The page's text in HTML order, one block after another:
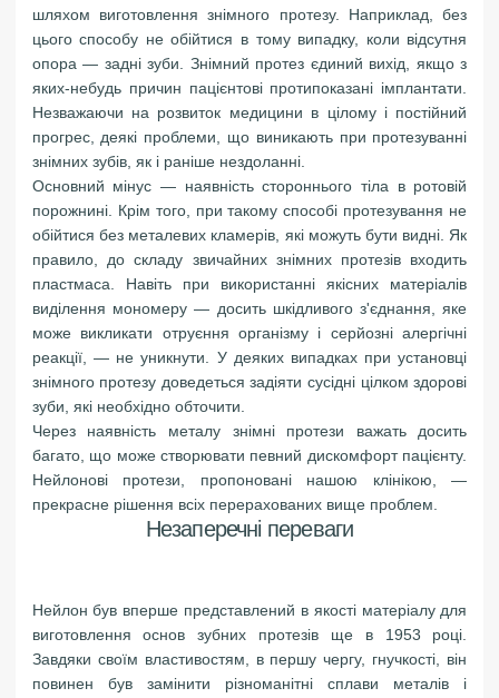
шляхом виготовлення знімного протезу. Наприклад, без
цього способу не обійтися в тому випадку, коли відсутня
опора — задні зуби. Знімний протез єдиний вихід, якщо з
яких-небудь причин пацієнтові протипоказані імплантати.
Незважаючи на розвиток медицини в цілому і постійний
прогрес, деякі проблеми, що виникають при протезуванні
знімних зубів, як і раніше нездоланні.
Основний мінус — наявність стороннього тіла в ротовій
порожнині. Крім того, при такому способі протезування не
обійтися без металевих кламерів, які можуть бути видні. Як
правило, до складу звичайних знімних протезів входить
пластмаса. Навіть при використанні якісних матеріалів
виділення мономеру — досить шкідливого з'єднання, яке
може викликати отруєння організму і серйозні алергічні
реакції, — не уникнути. У деяких випадках при установці
знімного протезу доведеться задіяти сусідні цілком здорові
зуби, які необхідно обточити.
Через наявність металу знімні протези важать досить
багато, що може створювати певний дискомфорт пацієнту.
Нейлонові протези, пропоновані нашою клінікою, —
прекрасне рішення всіх перерахованих вище проблем.
Незаперечні переваги
Нейлон був вперше представлений в якості матеріалу для
виготовлення основ зубних протезів ще в 1953 році.
Завдяки своїм властивостям, в першу чергу, гнучкості, він
повинен був замінити різноманітні сплави металів і